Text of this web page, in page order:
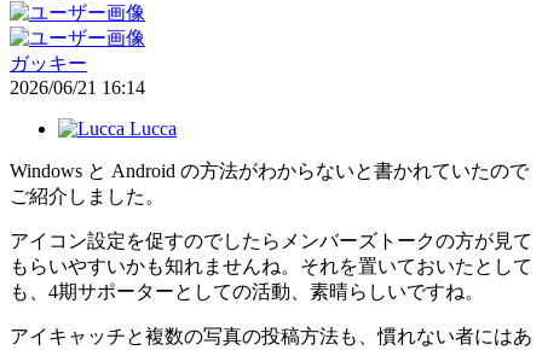
ガッキー
2026/06/21 16:14
Lucca
Windows と Android の方法がわからないと書かれていたので
ご紹介しました。
アイコン設定を促すのでしたらメンバーズトークの方が見て
もらいやすいかも知れませんね。それを置いておいたとして
も、4期サポーターとしての活動、素晴らしいですね。
アイキャッチと複数の写真の投稿方法も、慣れない者にはあ